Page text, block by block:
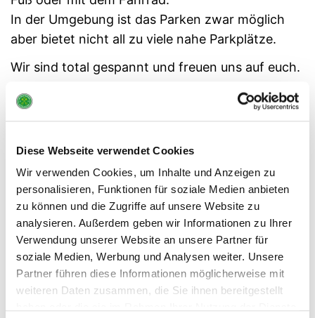
Diese Webseite verwendet Cookies
Wir verwenden Cookies, um Inhalte und Anzeigen zu
personalisieren, Funktionen für soziale Medien anbieten
zu können und die Zugriffe auf unsere Website zu
analysieren. Außerdem geben wir Informationen zu Ihrer
Verwendung unserer Website an unsere Partner für
soziale Medien, Werbung und Analysen weiter. Unsere
Partner führen diese Informationen möglicherweise mit
weiteren Daten zusammen, die Sie ihnen bereitgestellt
In der Umgebung ist das Parken zwar möglich
aber bietet nicht all zu viele nahe Parkplätze.
Wir sind total gespannt und freuen uns auf euch.